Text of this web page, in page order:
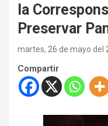
la
Preservar
martes, 26 de mayo del
Compartir